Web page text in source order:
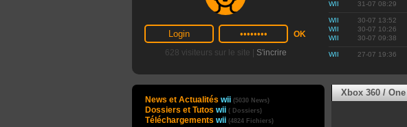
628 visiteurs sur le site | S'incrire
WII 31-07 08:29
WII 30-07 13:52
WII
30-07 10:26
WII
30-07 09:38
WII 27-07 19:36
News et Actualités wii (5030 News)
Dossiers et Tutos wii ( Dossiers)
Téléchargements wii (4824 Fichiers)
Xbox 360 / One